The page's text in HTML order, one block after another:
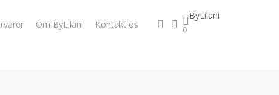
Om ByLilani Kontakt os searchaccount
0
ByLilani